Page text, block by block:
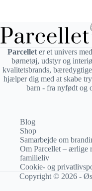
Parcelleter et univers
børnetøj, udstyr og
kvalitetsbrands,
hjælper dig med at skabe
barn - fra nyfødt og
Blog
Shop
Samarbejde om
Om Parcellet – ærlige
familieliv
Cookie- og
Copyright © 2026 -